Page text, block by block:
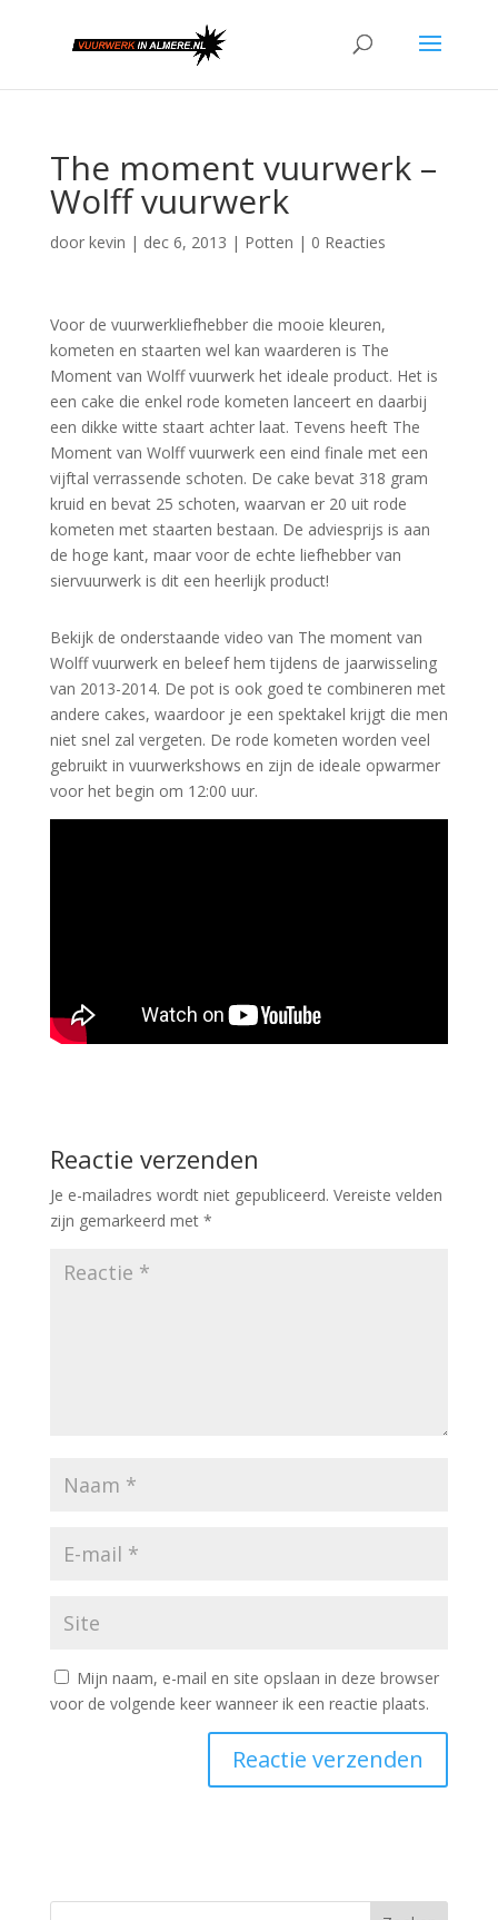
The moment vuurwerk –
Wolff vuurwerk
door kevin | dec 6, 2013 | Potten | 0 Reacties
Voor de vuurwerkliefhebber die mooie kleuren,
kometen en staarten wel kan waarderen is The
Moment van Wolff vuurwerk het ideale product. Het is
een cake die enkel rode kometen lanceert en daarbij
een dikke witte staart achter laat. Tevens heeft The
Moment van Wolff vuurwerk een eind finale met een
vijftal verrassende schoten. De cake bevat 318 gram
kruid en bevat 25 schoten, waarvan er 20 uit rode
kometen met staarten bestaan. De adviesprijs is aan
de hoge kant, maar voor de echte liefhebber van
siervuurwerk is dit een heerlijk product!
Bekijk de onderstaande video van The moment van
Wolff vuurwerk en beleef hem tijdens de jaarwisseling
van 2013-2014. De pot is ook goed te combineren met
andere cakes, waardoor je een spektakel krijgt die men
niet snel zal vergeten. De rode kometen worden veel
gebruikt in vuurwerkshows en zijn de ideale opwarmer
voor het begin om 12:00 uur.
Reactie verzenden
Je e-mailadres wordt niet gepubliceerd. Vereiste velden
zijn gemarkeerd met *
Mijn naam, e-mail en site opslaan in deze browser
voor de volgende keer wanneer ik een reactie plaats.